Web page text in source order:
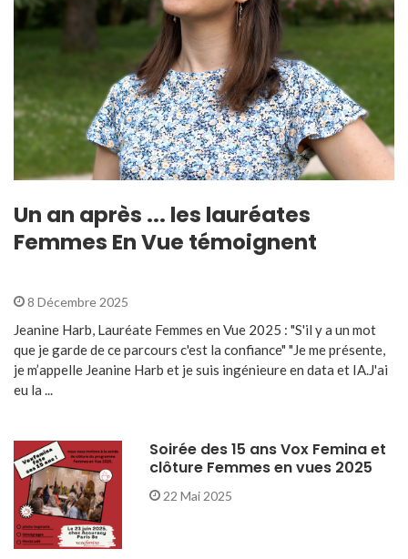
Un an après ... les lauréates
Femmes En Vue témoignent
8 Décembre 2025
Jeanine Harb, Lauréate Femmes en Vue 2025 : "S'il y a un mot
que je garde de ce parcours c'est la confiance" "Je me présente,
je m’appelle Jeanine Harb et je suis ingénieure en data et IA.J'ai
eu la ...
Soirée des 15 ans Vox Femina et
clôture Femmes en vues 2025
22 Mai 2025